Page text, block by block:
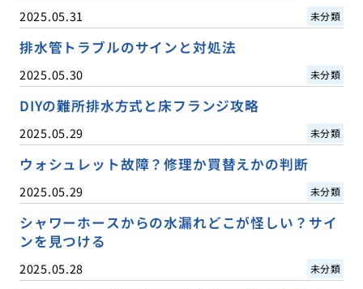
2025.05.31 未分類
排水管トラブルのサインと対処法
2025.05.30 未分類
DIYの難所排水方式と床フランジ攻略
2025.05.29 未分類
ウォシュレット故障？修理か買替えかの判断
2025.05.29 未分類
シャワーホースからの水漏れどこが怪しい？サイ
ンを見つける
2025.05.28 未分類